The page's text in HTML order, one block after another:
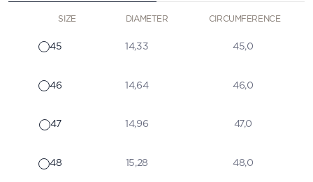
SIZE DIAMETER CIRCUMFERENCE
45 14,33 45,0
46 14,64 46,0
47 14,96 47,0
48 15,28 48,0